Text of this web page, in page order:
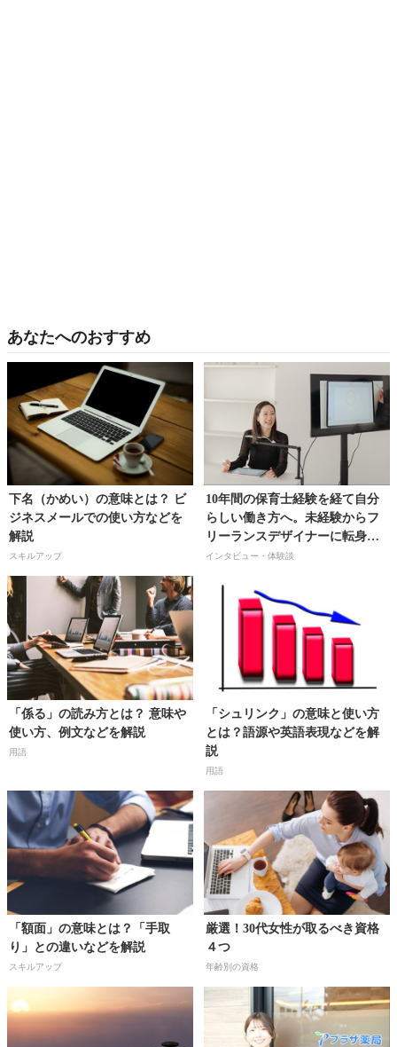
あなたへのおすすめ
下名（かめい）の意味とは？ ビ
ジネスメールでの使い方などを
解説
スキルアップ
10年間の保育士経験を経て自分
らしい働き方へ。未経験からフ
リーランスデザイナーに転身
し、子ども向けアート教室も開
Sui School／牧戸あやかさん】
インタビュー・体験談
「係る」の読み方とは？ 意味や
使い方、例文などを解説
用語
「シュリンク」の意味と使い方
とは？語源や英語表現などを解
説
用語
「額面」の意味とは？「手取
り」との違いなどを解説
スキルアップ
厳選！30代女性が取るべき資格
４つ
年齢別の資格